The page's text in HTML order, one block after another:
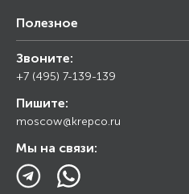
Снабжение строительства
Торговым организациям
Полезное
Калькулятор
Прайс лист
Ответы на вопросы
Блог
Звоните:
+7 (495) 7-139-139
Пишите:
moscow@krepco.ru
Мы на связи: